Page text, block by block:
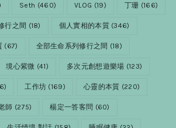
Seth (460) VLOG (19) 丁珊 (166)
行之間 (18) 個人實相的本質(346)
(67) 全部生命系列修行之間 (18)
境心紫微 (41) 多次元創想遊樂場 (123)
工作坊 (169) 心靈的本質 (220)
師 (275) 楊定一答客問 (60)